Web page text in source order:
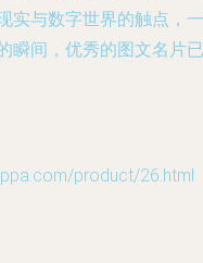
实与数字世界的触点，一
瞬间，优秀的图文名片已
product/26.html